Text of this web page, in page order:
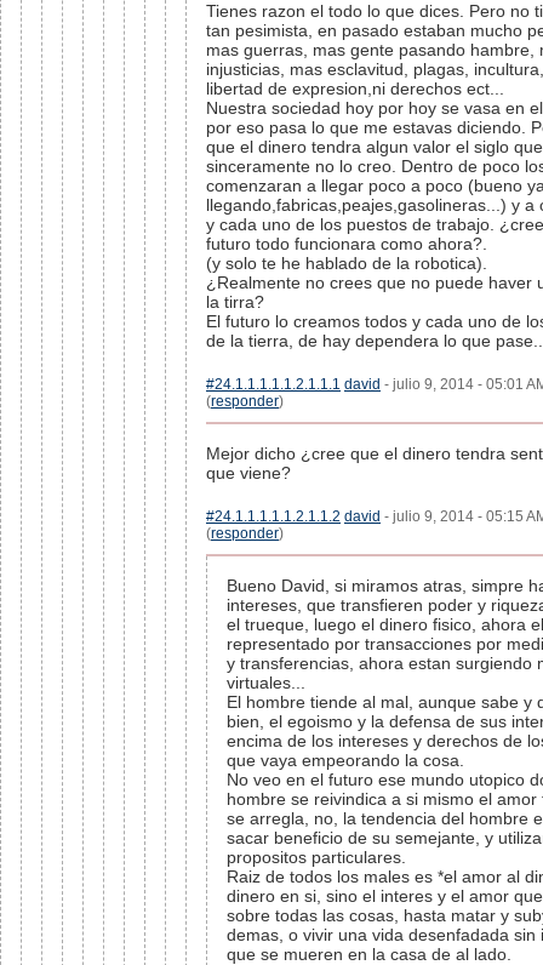
Tienes razon el todo lo que dices. Pero no
tan pesimista, en pasado estaban mucho
mas guerras, mas gente pasando hambre,
injusticias, mas esclavitud, plagas,
libertad de expresion,ni derechos ect...
Nuestra sociedad hoy por hoy se vasa en
por eso pasa lo que me estavas diciendo.
que el dinero tendra algun valor el siglo
sinceramente no lo creo. Dentro de poco
comenzaran a llegar poco a poco (bueno
llegando,fabricas,peajes,gasolineras...) y a
y cada uno de los puestos de trabajo.
futuro todo funcionara como ahora?.
(y solo te he hablado de la robotica).
¿Realmente no crees que no puede haver
la tirra?
El futuro lo creamos todos y cada uno de
de la tierra, de hay dependera lo que
#24.1.1.1.1.1.2.1.1.1 david - julio 9, 2014 - 05:01
(responder)
Mejor dicho ¿cree que el dinero tendra
que viene?
#24.1.1.1.1.1.2.1.1.2 david - julio 9, 2014 - 05:15
(responder)
Bueno David, si miramos atras, simpre
intereses, que transfieren poder y
el trueque, luego el dinero fisico, ahora
representado por transacciones por
y transferencias, ahora estan surgiendo
virtuales...
El hombre tiende al mal, aunque sabe y
bien, el egoismo y la defensa de sus
encima de los intereses y derechos de
que vaya empeorando la cosa.
No veo en el futuro ese mundo utopico
hombre se reivindica a si mismo el amor
se arregla, no, la tendencia del hombre
sacar beneficio de su semejante, y
propositos particulares.
Raiz de todos los males es *el amor al
dinero en si, sino el interes y el amor
sobre todas las cosas, hasta matar y
demas, o vivir una vida desenfadada sin
que se mueren en la casa de al lado.